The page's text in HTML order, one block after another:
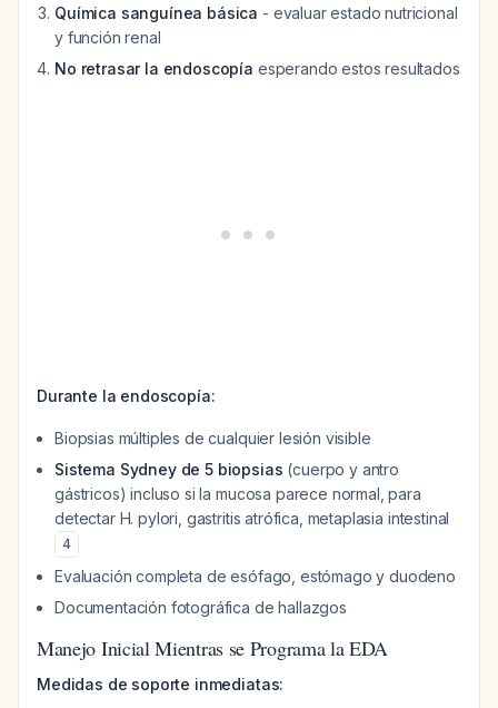
Química sanguínea básica - evaluar estado nutricional
y función renal
No retrasar la endoscopía esperando estos resultados
Durante la endoscopía:
Biopsias múltiples de cualquier lesión visible
Sistema Sydney de 5 biopsias (cuerpo y antro
gástricos) incluso si la mucosa parece normal, para
detectar H. pylori, gastritis atrófica, metaplasia intestinal
4
Evaluación completa de esófago, estómago y duodeno
Documentación fotográfica de hallazgos
Manejo Inicial Mientras se Programa la EDA
Medidas de soporte inmediatas: